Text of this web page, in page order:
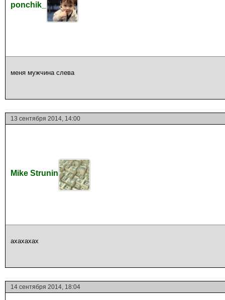
ponchik_
меня мужчина слева
13 сентября 2014, 14:00
Mike Strunin
ахахахах
14 сентября 2014, 18:04